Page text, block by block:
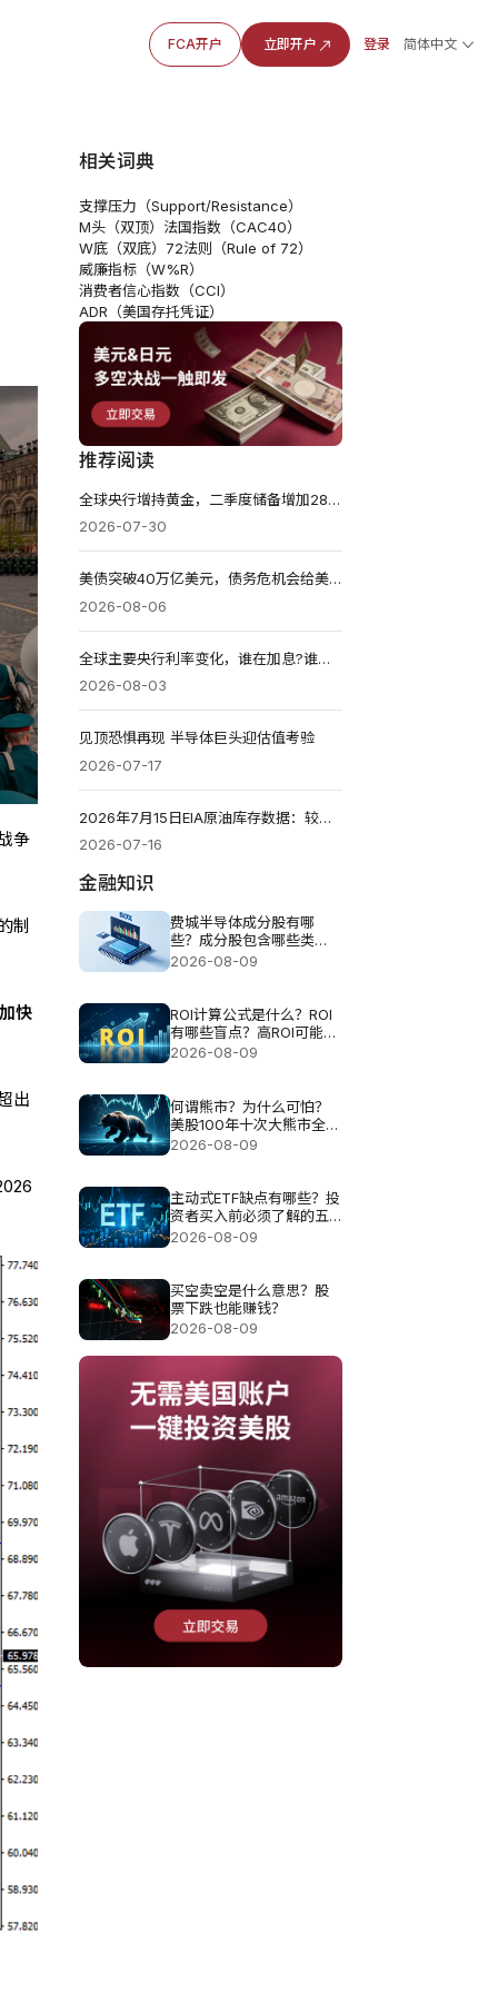
FCA开户 立即开户 登录 简体中文
争
制
快
出
相关词典
支撑压力（Support/Resistance）
M头（双顶） 法国指数（CAC40）
W底（双底） 72法则（Rule of 72）
威廉指标（W%R）
消费者信心指数（CCI）
ADR（美国存托凭证）
推荐阅读
全球央行增持黄金，二季度储备增加289吨同比增长62%
2026-07-30
美债突破40万亿美元，债务危机会给美国带来哪些影响?
2026-08-06
全球主要央行利率变化，谁在加息?谁在降息?
2026-08-03
见顶恐惧再现 半导体巨头迎估值考验
2026-07-17
2026年7月15日EIA原油库存数据：较前一周减少169.2万桶
2026-07-16
金融知识
费城半导体成分股有哪
些？成分股包含哪些类
型？
2026-08-09
ROI计算公式是什么？ROI
有哪些盲点？高ROI可能伴
随哪些风险？
2026-08-09
何谓熊市？为什么可怕？
美股100年十次大熊市全解
析
2026-08-09
主动式ETF缺点有哪些？投
资者买入前必须了解的五
大风险
2026-08-09
买空卖空是什么意思？股
票下跌也能赚钱？
2026-08-09